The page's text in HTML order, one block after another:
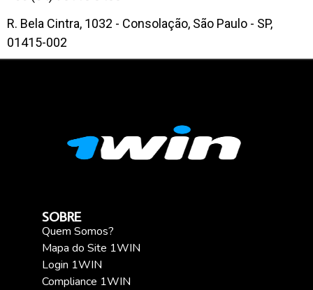
R. Bela Cintra, 1032 - Consolação, São Paulo - SP,
01415-002
SOBRE
Quem Somos?
Mapa do Site 1WIN
Login 1WIN
Compliance 1WIN